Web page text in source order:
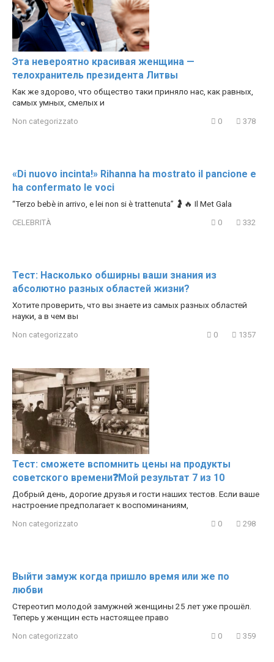
Эта невероятно красивая женщина —
телохранитель президента Литвы
Как же здорово, что общество таки приняло нас, как равных,
самых умных, смелых и
Non categorizzato 0 378
«Di nuovo incinta!» Rihanna ha mostrato il pancione e
ha confermato le voci
“Terzo bebè in arrivo, e lei non si è trattenuta” 🤰🔥 Il Met Gala
CELEBRITÀ 0 332
Тест: Насколько обширны ваши знания из
абсолютно разных областей жизни?
Хотите проверить, что вы знаете из самых разных областей
науки, а в чем вы
Non categorizzato 0 1357
Тест: сможете вспомнить цены на продукты
советского времени❓Мой результат 7 из 10
Добрый день, дорогие друзья и гости наших тестов. Если ваше
настроение предполагает к воспоминаниям,
Non categorizzato 0 298
Выйти замуж когда пришло время или же по
любви
Стереотип молодой замужней женщины 25 лет уже прошёл.
Теперь у женщин есть настоящее право
Non categorizzato 0 359